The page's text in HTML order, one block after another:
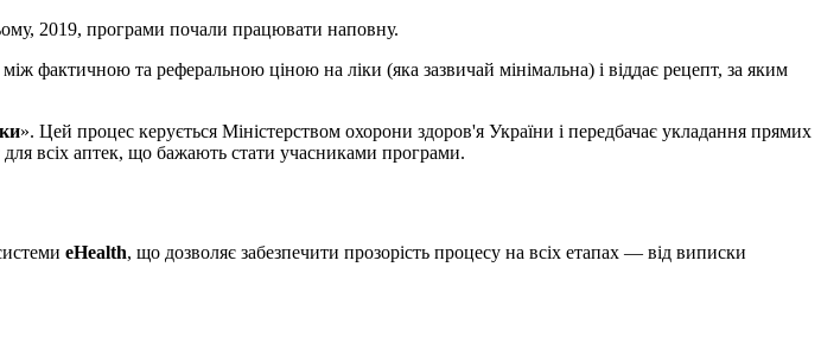
2019, програми почали працювати наповну.
фактичною та реферальною ціною на ліки (яка зазвичай мінімальна) і віддає рецепт, за яким
». Цей процес керується Міністерством охорони здоров'я України і передбачає укладання прямих
всіх аптек, що бажають стати учасниками програми.
eHealth, що дозволяє забезпечити прозорість процесу на всіх етапах — від виписки